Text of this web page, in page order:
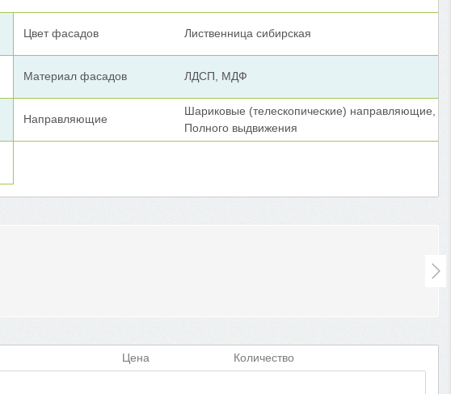
Цвет фасадов Лиственница сибирская
Материал фасадов ЛДСП, МДФ
Направляющие
Шариковые (телескопические) направляющие,
Полного выдвижения
Цена
Количество